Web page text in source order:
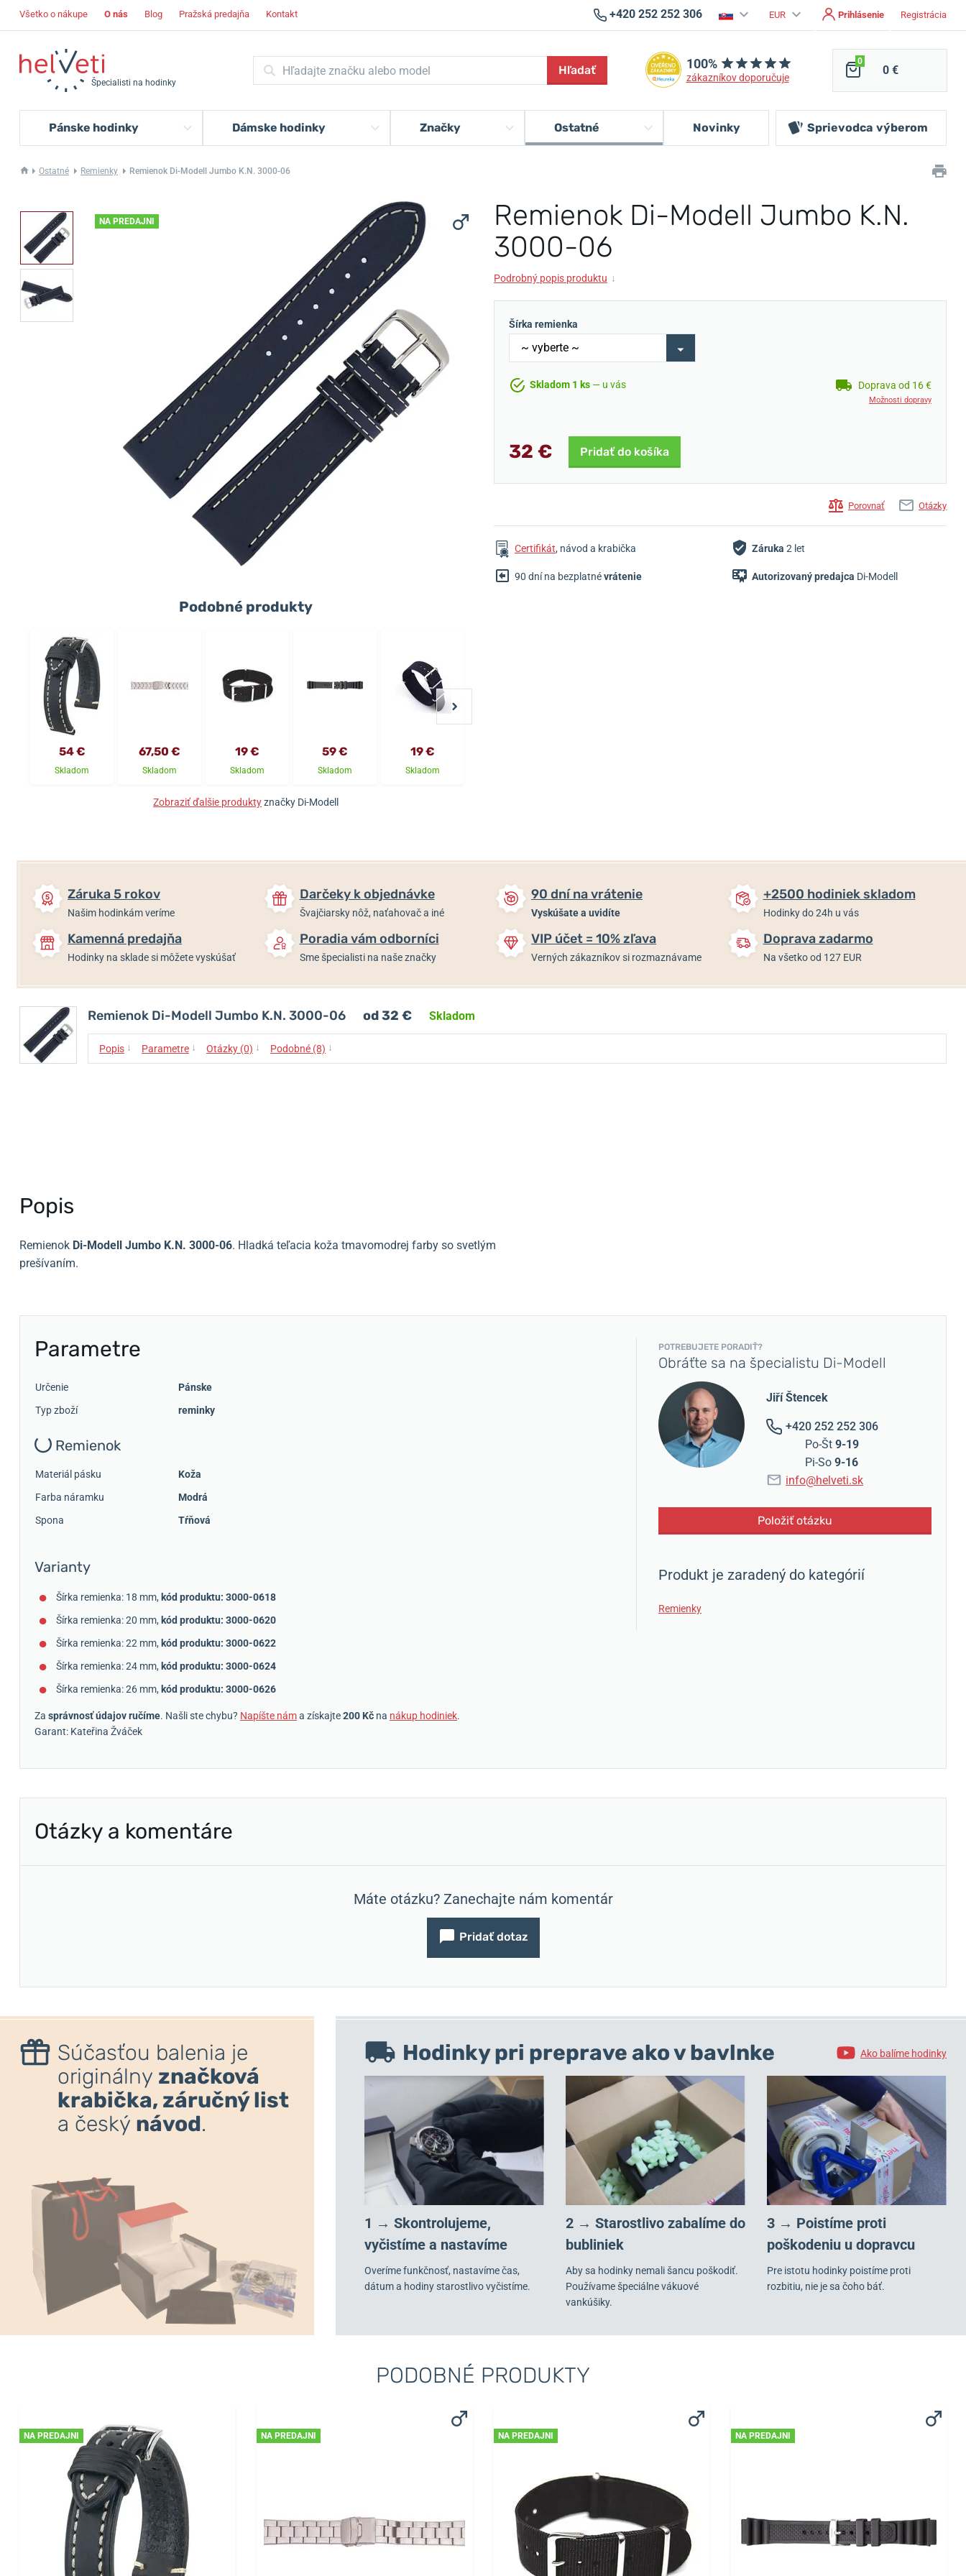
Všetko o nákupe O nás Blog Pražská predajňa Kontakt +420 252 252 306 EUR Prihlásenie Registrácia
Špecialisti na hodinky
Hľadať 100%
zákazníkov doporučuje
0
0 €
Pánske hodinky Dámske hodinky Značky Ostatné Novinky Sprievodca výberom
Ostatné Remienky Remienok Di-Modell Jumbo K.N. 3000-06
Remienok Di-Modell Jumbo K.N.
3000-06
NA PREDAJNI
Podrobný popis produktu ↓
Šírka remienka
Skladom 1 ks — u vás Doprava od 16 €
Možnosti dopravy
32 € Pridať do košíka
Porovnať Otázky
Certifikát, návod a krabička Záruka 2 let
90 dní na bezplatnévrátenie Autorizovaný predajca Di-Modell
Podobné produkty
54 €
Skladom
67,50 €
Skladom
19 €
Skladom
59 €
Skladom
19 €
Skladom
Zobraziť ďalšie produktyznačky Di-Modell
Záruka 5 rokov
Našim hodinkám veríme
Darčeky k objednávke
Švajčiarsky nôž, naťahovač a iné
90 dní na vrátenie
Vyskúšate a uvidíte
+2500 hodiniek skladom
Hodinky do 24h u vás
Kamenná predajňa
Hodinky na sklade si môžete vyskúšať
Poradia vám odborníci
Sme špecialisti na naše značky
VIP účet = 10% zľava
Verných zákazníkov si rozmaznávame
Doprava zadarmo
Na všetko od 127 EUR
Remienok Di-Modell Jumbo K.N. 3000-06 od 32 € Skladom
Popis ↓ Parametre ↓ Otázky (0) ↓ Podobné (8) ↓
Popis
Remienok Di-Modell Jumbo K.N. 3000-06. Hladká teľacia koža tmavomodrej farby so svetlým
prešívaním.
Parametre
Určenie
Pánske
Typ zboží
reminky
Remienok
Materiál pásku
Koža
Farba náramku
Modrá
Spona
Tŕňová
Varianty
Šírka remienka: 18 mm, kód produktu: 3000-0618
Šírka remienka: 20 mm, kód produktu: 3000-0620
Šírka remienka: 22 mm, kód produktu: 3000-0622
Šírka remienka: 24 mm, kód produktu: 3000-0624
Šírka remienka: 26 mm, kód produktu: 3000-0626
Za správnosť údajov ručíme. Našli ste chybu? Napíšte náma získajte200 Kč na nákup hodiniek.
Garant: Kateřina Žváček
POTREBUJETE PORADIŤ?
Obráťte sa na špecialistu Di-Modell
Jiří Štencek
+420 252 252 306
Po-Št 9-19
Pi-So 9-16
info@helveti.sk
Položiť otázku
Produkt je zaradený do kategórií
Remienky
Otázky a komentáre
Máte otázku? Zanechajte nám komentár
Pridať dotaz
Súčasťou balenia je
originálny značková
krabička, záručný list
a český návod.
Ako balíme hodinky
Hodinky pri preprave ako v bavlnke
1 → Skontrolujeme,
vyčistíme a nastavíme
Overíme funkčnosť, nastavíme čas,
dátum a hodiny starostlivo vyčistíme.
2 → Starostlivo zabalíme do
bubliniek
Aby sa hodinky nemali šancu poškodiť.
Používame špeciálne vákuové
vankúšiky.
3 → Poistíme proti
poškodeniu u dopravcu
Pre istotu hodinky poistíme proti
rozbitiu, nie je sa čoho báť.
PODOBNÉ PRODUKTY
NA PREDAJNI NA PREDAJNI NA PREDAJNI NA PREDAJNI